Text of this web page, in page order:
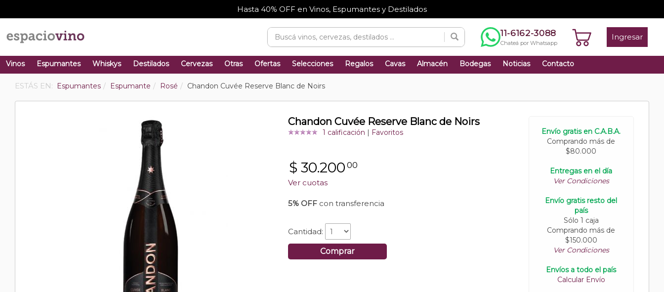
Hasta 40% OFF en Vinos, Espumantes y Destilados
11-6162-3088
Chateá por Whatsapp
Ingresar
Vinos Espumantes Whiskys Destilados Cervezas Otras Ofertas Selecciones Regalos Cavas Almacén Bodegas Noticias Contacto
ESTÁS EN: Espumantes Espumante Rosé Chandon Cuvée Reserve Blanc de Noirs
Chandon Cuvée Reserve Blanc de Noirs
1 calificación Favoritos
$ 30.200 00
Ver cuotas
5% OFFcon transferencia
Cantidad:
Comprar
Envío gratis en C.A.B.A.
Comprando más de
$80.000
Entregas en el día
Ver Condiciones
Envío gratis resto del
país
Sólo 1 caja
Comprando más de
$150.000
Ver Condiciones
Envíos a todo el país
Calcular Envío